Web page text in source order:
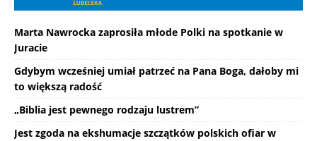
Marta Nawrocka zaprosiła młode Polki na spotkanie w
Juracie
Gdybym wcześniej umiał patrzeć na Pana Boga, dałoby mi
to większą radość
„Biblia jest pewnego rodzaju lustrem”
Jest zgoda na ekshumacje szczątków polskich ofiar w